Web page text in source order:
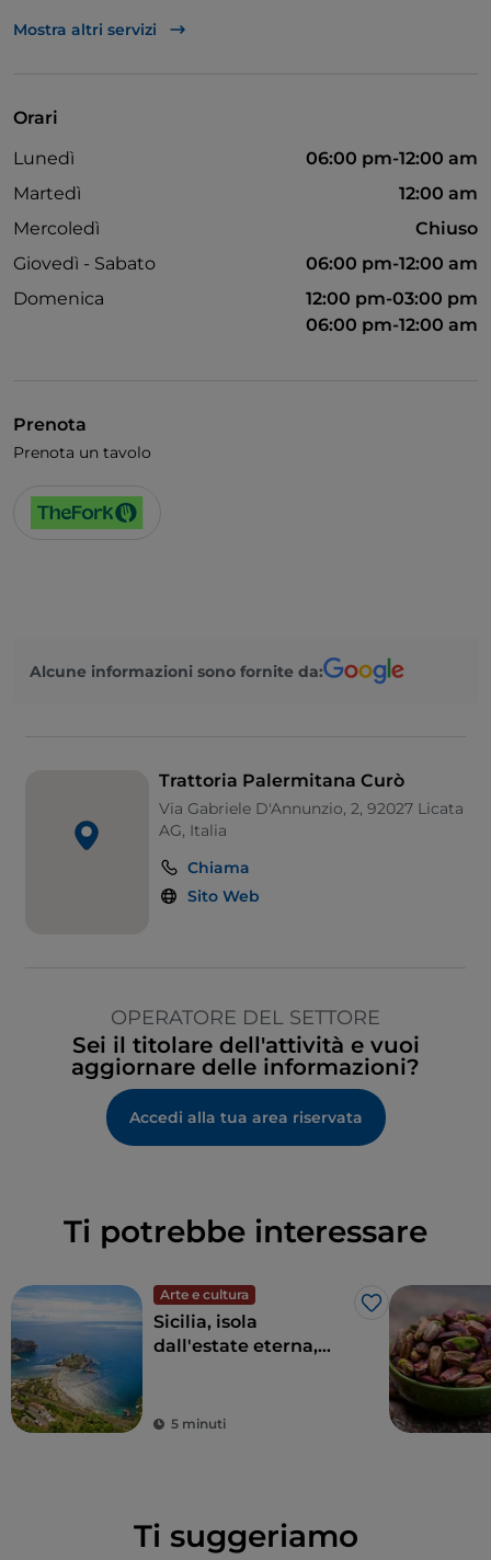
Bagno per disabili
Mostra altri servizi
Orari
Lunedì
06:00 pm-12:00 am
Martedì
12:00 am
Mercoledì
Chiuso
Giovedì - Sabato
06:00 pm-12:00 am
Domenica
12:00 pm-03:00 pm
06:00 pm-12:00 am
Prenota
Prenota un tavolo
Alcune informazioni sono fornite da:
Trattoria Palermitana Curò
Via Gabriele D'Annunzio, 2, 92027 Licata
AG, Italia
Chiama
Sito Web
OPERATORE DEL SETTORE
Sei il titolare dell'attività e vuoi
aggiornare delle informazioni?
Accedi alla tua area riservata
Ti potrebbe interessare
Arte e cultura
Like
Sicilia, isola
dall'estate eterna,
5 minuti
Ti suggeriamo